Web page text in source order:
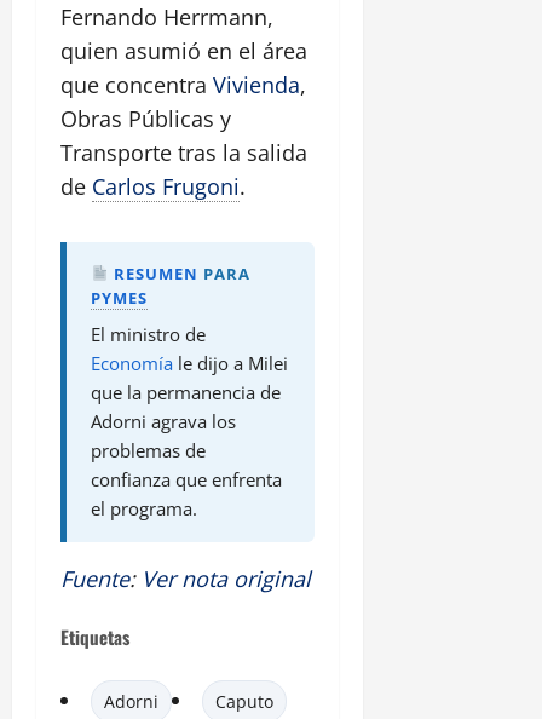
Fernando Herrmann,
quien asumió en el área
que concentra Vivienda,
Obras Públicas y
Transporte tras la salida
de Carlos Frugoni.
RESUMEN PARA
PYMES
El ministro de
Economía le dijo a Milei
que la permanencia de
Adorni agrava los
problemas de
confianza que enfrenta
el programa.
Fuente: Ver nota original
Etiquetas
Adorni Caputo